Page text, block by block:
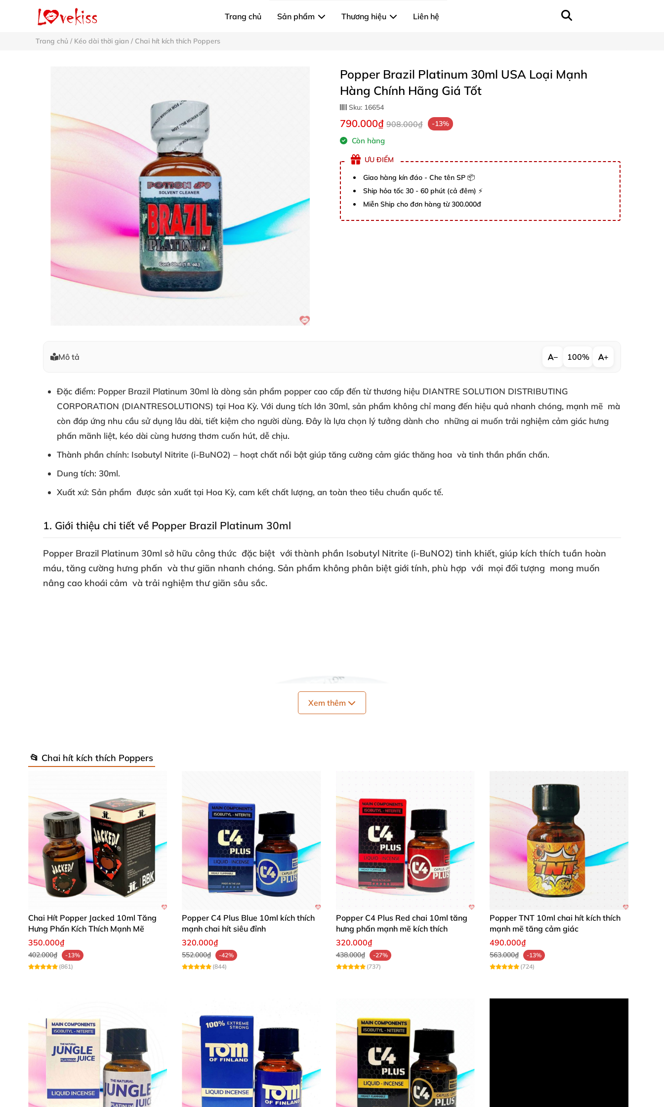
Trang chủ Sản phẩm Thương hiệu Liên hệ
Trang chủ / Kéo dài thời gian / Chai hít kích thích Poppers
Popper Brazil Platinum 30ml USA Loại Mạnh
Hàng Chính Hãng Giá Tốt
Sku: 16654
790.000₫ 908.000₫ -13%
Còn hàng
ƯU ĐIỂM
Giao hàng kín đáo - Che tên SP 📦
Ship hỏa tốc 30 - 60 phút (cả đêm) ⚡
Miễn Ship cho đơn hàng từ 300.000đ
Mô tả − 100% +
Đặc điểm: Popper Brazil Platinum 30ml là dòng sản phẩm popper cao cấp đến từ thương hiệu DIANTRE SOLUTION DISTRIBUTING
CORPORATION (DIANTRESOLUTIONS) tại Hoa Kỳ. Với dung tích lớn 30ml, sản phẩm không chỉ mang đến hiệu quả nhanh chóng, mạnh mẽ mà
còn đáp ứng nhu cầu sử dụng lâu dài, tiết kiệm cho người dùng. Đây là lựa chọn lý tưởng dành cho những ai muốn trải nghiệm cảm giác hưng
phấn mãnh liệt, kéo dài cùng hương thơm cuốn hút, dễ chịu.
Thành phần chính: Isobutyl Nitrite (i-BuNO2) – hoạt chất nổi bật giúp tăng cường cảm giác thăng hoa và tinh thần phấn chấn.
Dung tích: 30ml.
Xuất xứ: Sản phẩm được sản xuất tại Hoa Kỳ, cam kết chất lượng, an toàn theo tiêu chuẩn quốc tế.
1. Giới thiệu chi tiết về Popper Brazil Platinum 30ml
Popper Brazil Platinum 30ml sở hữu công thức đặc biệt với thành phần Isobutyl Nitrite (i-BuNO2) tinh khiết, giúp kích thích tuần hoàn
máu, tăng cường hưng phấn và thư giãn nhanh chóng. Sản phẩm không phân biệt giới tính, phù hợp với mọi đối tượng mong muốn
nâng cao khoái cảm và trải nghiệm thư giãn sâu sắc.
Xem thêm
📂 Chai hít kích thích Poppers
Chai Hít Popper Jacked 10ml Tăng
Hưng Phấn Kích Thích Mạnh Mẽ
350.000₫
402.000₫
-13%
(861)
Popper C4 Plus Blue 10ml kích thích
mạnh chai hít siêu đỉnh
320.000₫
552.000₫
-42%
(844)
Popper C4 Plus Red chai 10ml tăng
hưng phấn mạnh mẽ kích thích
320.000₫
438.000₫
-27%
(737)
Popper TNT 10ml chai hít kích thích
mạnh mẽ tăng cảm giác
490.000₫
563.000₫
-13%
(724)